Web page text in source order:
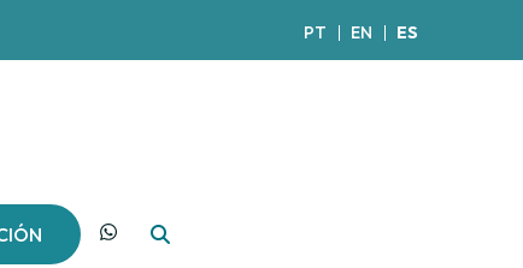
PT EN ES